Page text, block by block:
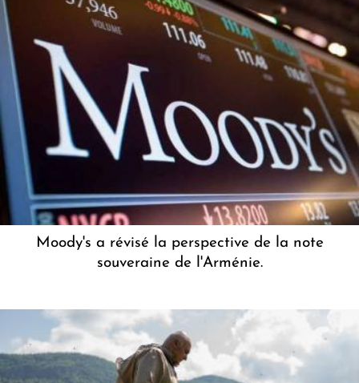
Moody's a révisé la perspective de la note
souveraine de l'Arménie.